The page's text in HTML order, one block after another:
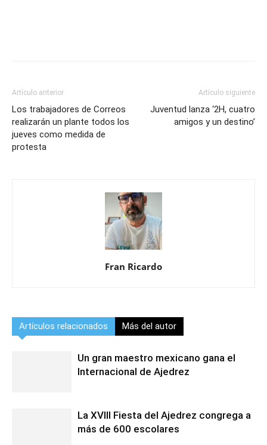
Artículo anterior
Los trabajadores de Correos
realizarán un plante todos los
jueves como medida de
protesta
Artículo siguiente
Juventud lanza ‘2H, cuatro
amigos y un destino’
Fran Ricardo
Artículos relacionados Más del autor
Un gran maestro mexicano gana el
Internacional de Ajedrez
La XVIII Fiesta del Ajedrez congrega a
más de 600 escolares